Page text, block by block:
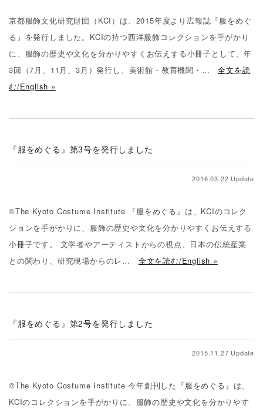
京都服飾文化研究財団（KCI）は、2015年度より広報誌『服をめぐ
る』を発行しました。KCIの持つ西洋服飾コレクションを手がかり
に、服飾の歴史や文化を分かりやすくお伝えする小冊子として、年
3回（7月、11月、3月）発行し、美術館・教育機関・…全文を読
む/English »
『服をめぐる』第3号を発行しました
2016.03.22 Update
©The Kyoto Costume Institute 『服をめぐる』は、KCIのコレク
ションを手がかりに、服飾の歴史や文化を分かりやすくお伝えする
小冊子です。 文学者やアーティストからの視点、日本の伝統産業
との関わり、研究現場からのレ… 全文を読む/English »
『服をめぐる』第2号を発行しました
2015.11.27 Update
©The Kyoto Costume Institute 今年創刊した『服をめぐる』は、
KCIのコレクションを手がかりに、服飾の歴史や文化を分かりやす